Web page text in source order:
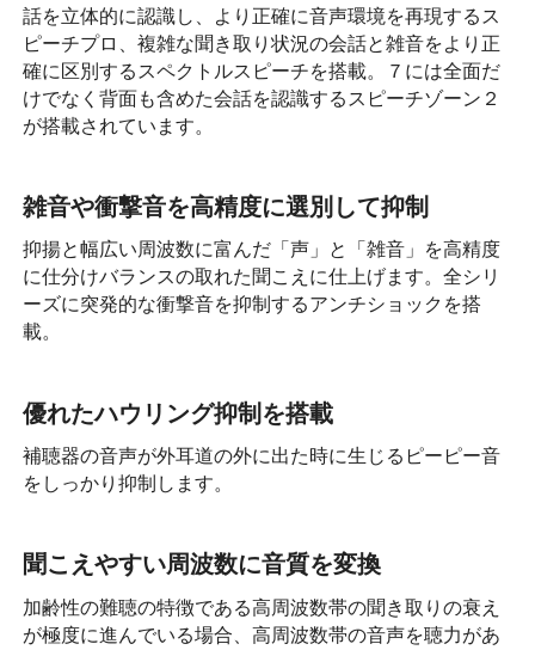
話を立体的に認識し、より正確に音声環境を再現するス
ピーチプロ、複雑な聞き取り状況の会話と雑音をより正
確に区別するスペクトルスピーチを搭載。７には全面だ
けでなく背面も含めた会話を認識するスピーチゾーン２
が搭載されています。
雑音や衝撃音を高精度に選別して抑制
抑揚と幅広い周波数に富んだ「声」と「雑音」を高精度
に仕分けバランスの取れた聞こえに仕上げます。全シリ
ーズに突発的な衝撃音を抑制するアンチショックを搭
載。
優れたハウリング抑制を搭載
補聴器の音声が外耳道の外に出た時に生じるピーピー音
をしっかり抑制します。
聞こえやすい周波数に音質を変換
加齢性の難聴の特徴である高周波数帯の聞き取りの衰え
が極度に進んでいる場合、高周波数帯の音声を聴力があ